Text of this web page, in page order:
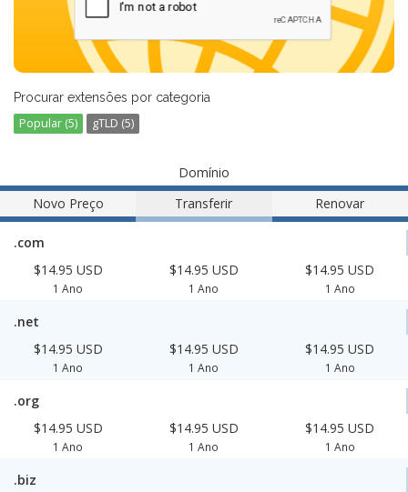
Procurar extensões por categoria
Popular (5) gTLD (5)
Domínio
Novo Preço
Transferir Renovar
.com
$14.95 USD
1 Ano
$14.95 USD
1 Ano
$14.95 USD
1 Ano
.net
$14.95 USD
1 Ano
$14.95 USD
1 Ano
$14.95 USD
1 Ano
.org
$14.95 USD
1 Ano
$14.95 USD
1 Ano
$14.95 USD
1 Ano
.biz